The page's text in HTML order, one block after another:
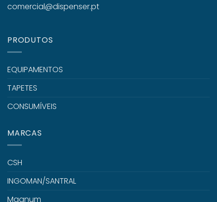
comercial@dispenser.pt
PRODUTOS
EQUIPAMENTOS
TAPETES
CONSUMÍVEIS
MARCAS
CSH
INGOMAN/SANTRAL
Magnum